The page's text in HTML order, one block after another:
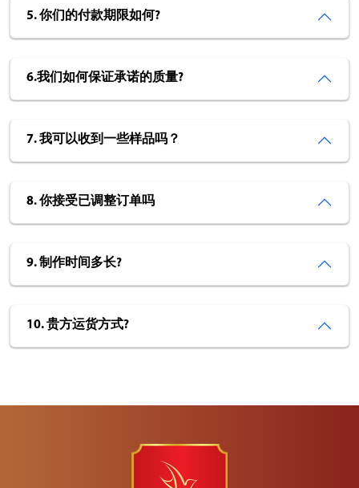
5. 你们的付款期限如何?
6.我们如何保证承诺的质量?
7. 我可以收到一些样品吗？
8. 你接受已调整订单吗
9. 制作时间多长?
10. 贵方运货方式?